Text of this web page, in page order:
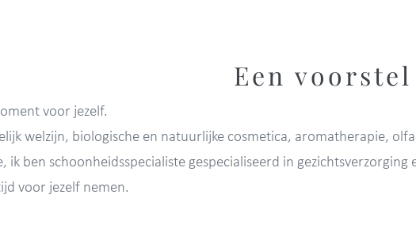
Een voorstel
voor jezelf.
welzijn, biologische en natuurlijke cosmetica, aromatherapie,
ik ben schoonheidsspecialiste gespecialiseerd in gezichtsverzorging
voor jezelf nemen.